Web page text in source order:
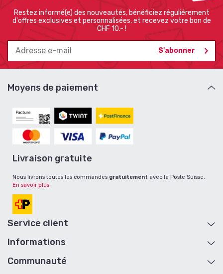
Restez informé(e) des nouveautés, bénéficiez réguliérement
d'offres exclusives et personnalisées, et recevez votre bon de
CHF 10.- !
Moyens de paiement
Livraison gratuite
Nous livrons toutes les commandes gratuitement avec la Poste Suisse.
En savoir plus
Service client
Aide et contact
Retour de marchandise
Informations
A propos
Communauté